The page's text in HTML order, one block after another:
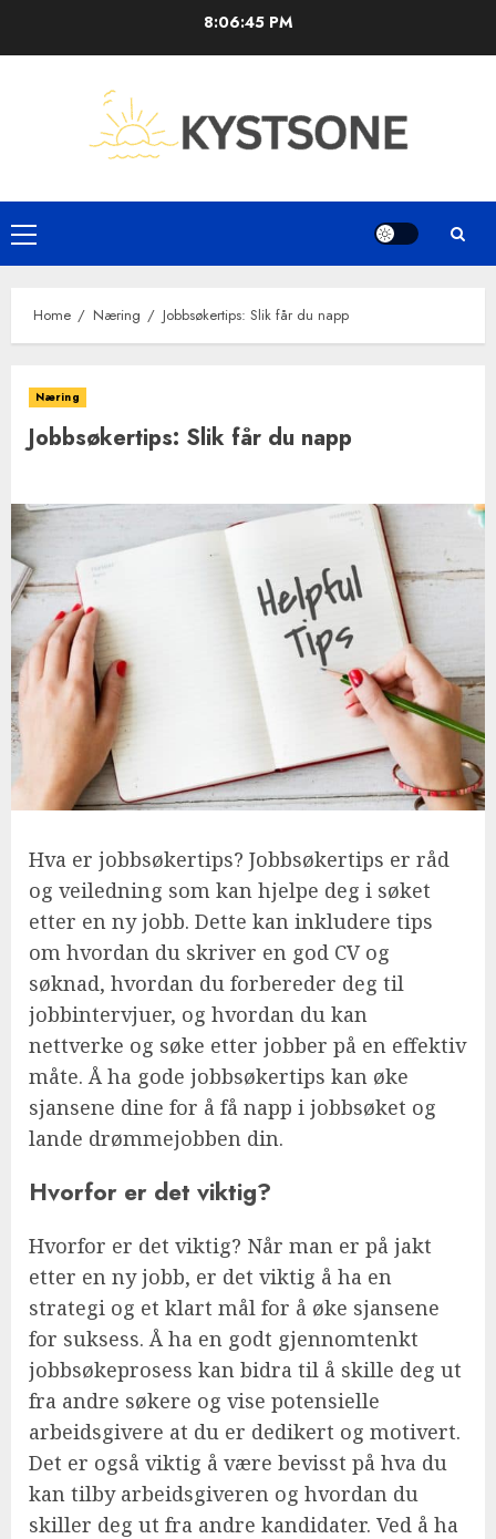
8:06:46 PM
Primary
Menu
Home Næring Jobbsøkertips: Slik får du napp
Næring
Jobbsøkertips: Slik får du napp
Hva er jobbsøkertips? Jobbsøkertips er råd
og veiledning som kan hjelpe deg i søket
etter en ny jobb. Dette kan inkludere tips
om hvordan du skriver en god CV og
søknad, hvordan du forbereder deg til
jobbintervjuer, og hvordan du kan
nettverke og søke etter jobber på en effektiv
måte. Å ha gode jobbsøkertips kan øke
sjansene dine for å få napp i jobbsøket og
lande drømmejobben din.
Hvorfor er det viktig?
Hvorfor er det viktig? Når man er på jakt
etter en ny jobb, er det viktig å ha en
strategi og et klart mål for å øke sjansene
for suksess. Å ha en godt gjennomtenkt
jobbsøkeprosess kan bidra til å skille deg ut
fra andre søkere og vise potensielle
arbeidsgivere at du er dedikert og motivert.
Det er også viktig å være bevisst på hva du
kan tilby arbeidsgiveren og hvordan du
skiller deg ut fra andre kandidater. Ved å ha